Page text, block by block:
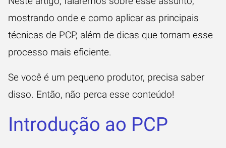
mostrando onde e como aplicar as principais
técnicas de PCP, além de dicas que tornam esse
processo mais eficiente.
Se você é um pequeno produtor, precisa saber
disso. Então, não perca esse conteúdo!
Introdução ao PCP